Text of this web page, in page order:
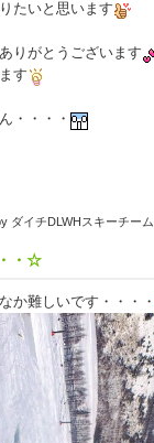
たいと思います
りがとうございます
す
・・・・
ダイチDLWHスキーチーム
・☆
か難しいです・・・・